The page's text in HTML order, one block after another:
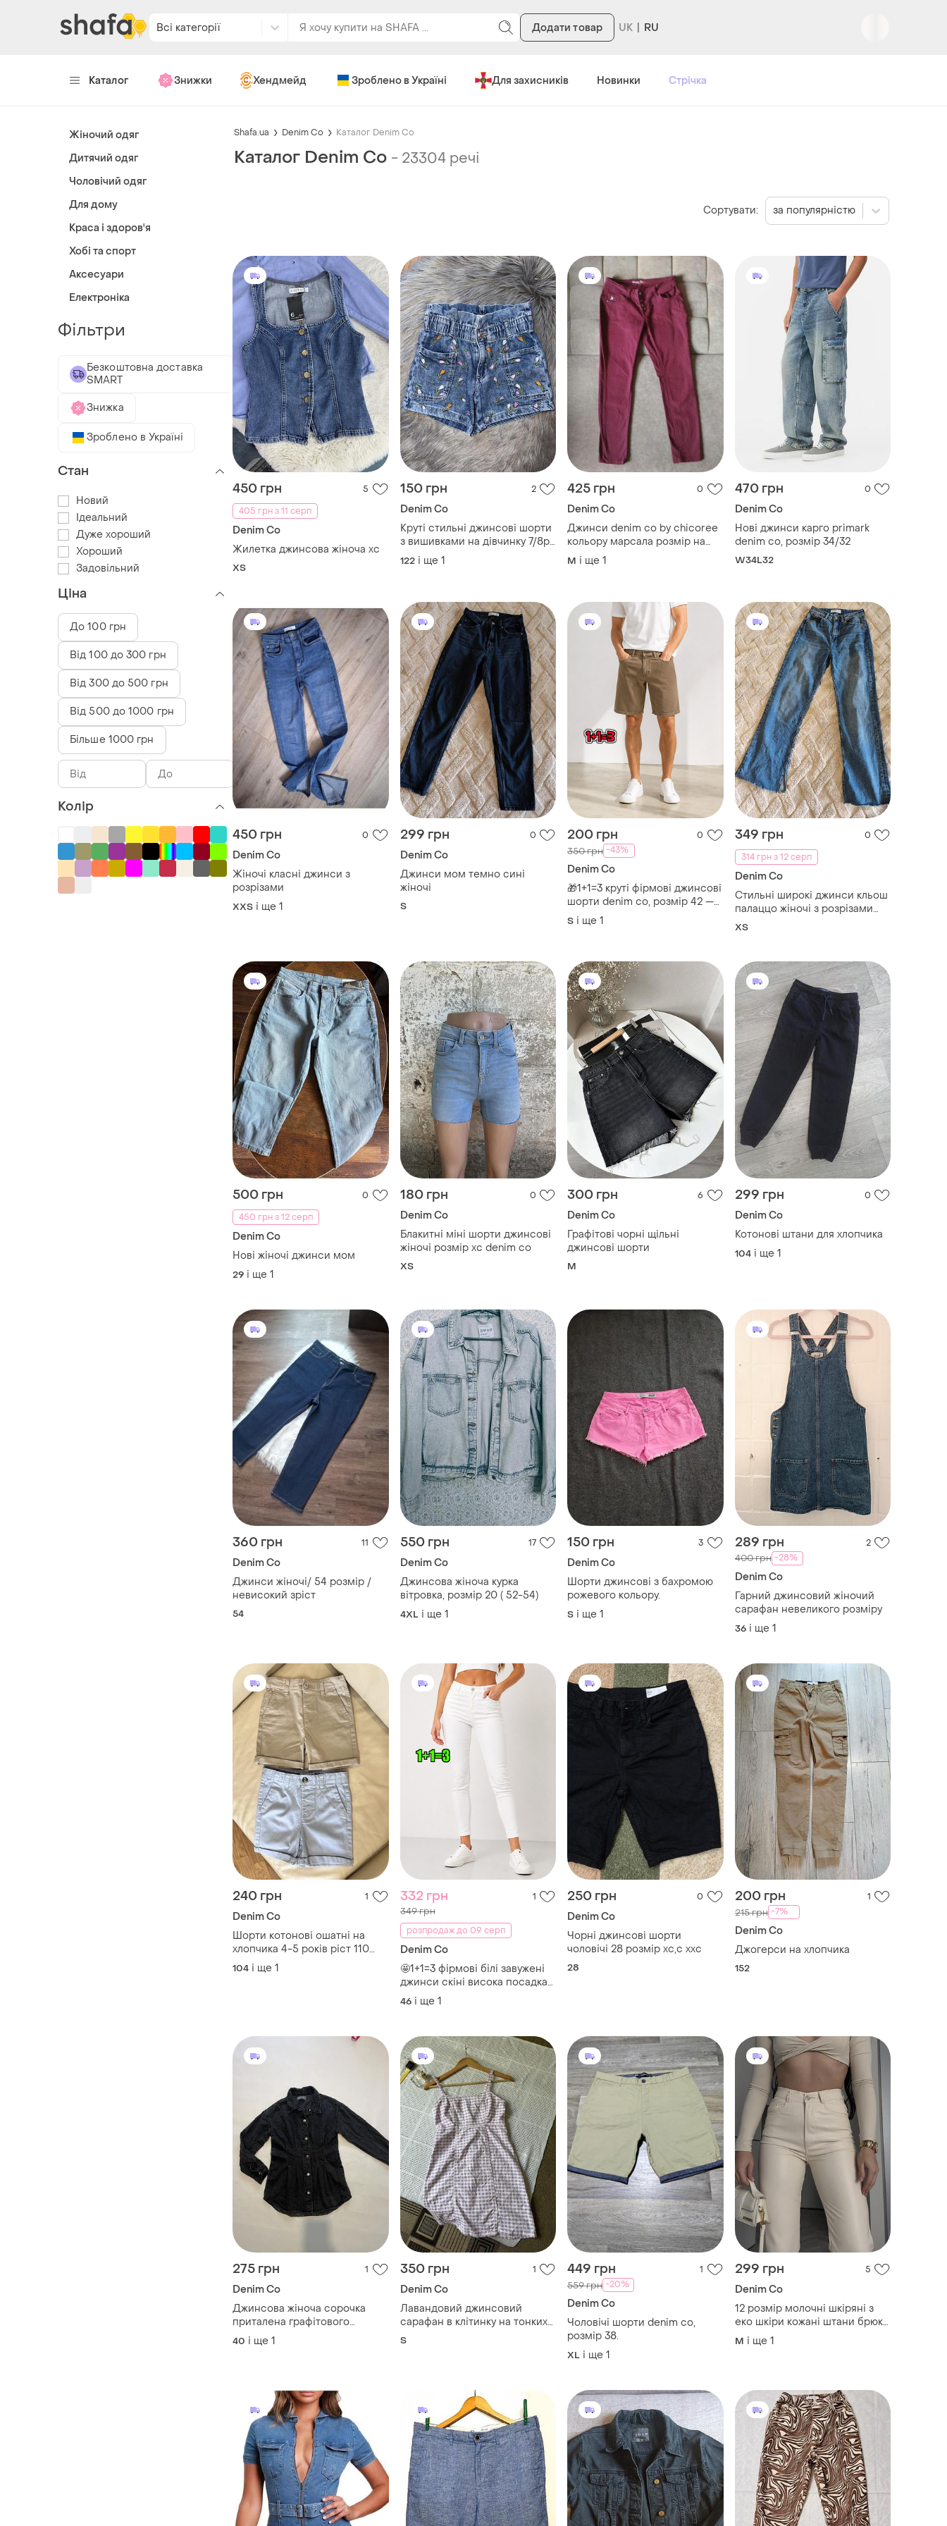
Всі категорії Додати товар RU
Каталог Знижки Хендмейд Зроблено в Україні Для захисників Новинки Стрічка
Shafa.ua Denim Co Каталог Denim Co
Каталог Denim Co - 23304 речі
450 грн
5
405 грн з 11 серп
Denim Co
Жилетка джинсова жіноча хс
ХS
150 грн 2
Denim Co
Круті стильні джинсові шорти
з вишивками на дівчинку 7/8р
denim co
122 і ще 1
425 грн 0
Denim Co
Джинси denim co by chicoree
кольору марсала розмір на
етикетці 34, маломерят,
підійдуть на m, l,
M і ще 1
470 грн 0
Denim Co
Нові джинси карго primark
denim co, розмір 34/32
W34L32
450 грн 0
Denim Co
Жіночі класні джинси з
розрізами
XХS і ще 1
299 грн 0
Denim Co
Джинси мом темно сині
жіночі
S
200 грн 0
350 грн -43%
Denim Co
🎁1+1=3 круті фірмові джинсові
шорти denim co, розмір 42 —
44
S і ще 1
349 грн
0
314 грн з 12 серп
Denim Co
Стильні широкі джинси кльош
палаццо жіночі з розрізами
знизу
XS
500 грн
0
450 грн з 12 серп
Denim Co
Нові жіночі джинси мом
29 і ще 1
180 грн 0
Denim Co
Блакитні міні шорти джинсові
жіночі розмір хс denim co
ХS
300 грн 6
Denim Co
Графітові чорні щільні
джинсові шорти
M
299 грн 0
Denim Co
Котонові штани для хлопчика
104 і ще 1
360 грн 11
Denim Co
Джинси жіночі/ 54 розмір /
невисокий зріст
54
550 грн 17
Denim Co
Джинсова жіноча курка
вітровка, розмір 20 ( 52-54)
4XL і ще 1
150 грн 3
Denim Co
Шорти джинсові з бахромою
рожевого кольору.
S і ще 1
289 грн 2
400 грн -28%
Denim Co
Гарний джинсовий жіночий
сарафан невеликого розміру
36 і ще 1
240 грн 1
Denim Co
Шорти котонові ошатні на
хлопчика 4-5 років ріст 110
стан нові без бірки бежеві від
denim co
104 і ще 1
332 грн 1
349 грн
розпродаж до 09 серп
Denim Co
🤩1+1=3 фірмові білі завужені
джинси скіні висока посадка
denim co, розмір 46 - 48
46 і ще 1
250 грн 0
Denim Co
Чорні джинсові шорти
чоловічі 28 розмір хс,с ххс
28
200 грн 1
215 грн -7%
Denim Co
Джогерси на хлопчика
152
275 грн 1
Denim Co
Джинсова жіноча сорочка
приталена графітового
кольору подовжена
40 і ще 1
350 грн 1
Denim Co
Лавандовий джинсовий
сарафан в клітинку на тонких
бретелях denim co розмір с
S
449 грн 1
559 грн -20%
Denim Co
Чоловічі шорти denim co,
розмір 38.
XL і ще 1
299 грн 5
Denim Co
12 розмір молочні шкіряні з
еко шкіри кожані штани брюки
висока посадка тягнуться
стрейчеві завужені висока
M і ще 1
Сортувати: за популярністю
Жіночий одяг
Дитячий одяг
Чоловічий одяг
Для дому
Краса і здоров'я
Хобі та спорт
Аксесуари
Електроніка
Фільтри
Безкоштовна доставка
SMART
Знижка
Зроблено в Україні
Стан
Новий
Ідеальний
Дуже хороший
Хороший
Задовільний
Ціна
До 100 грн
Від 100 до 300 грн
Від 300 до 500 грн
Від 500 до 1000 грн
Більше 1000 грн
Колір